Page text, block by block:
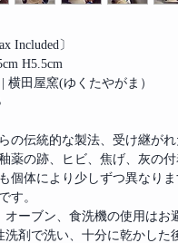
Included〕
H5.5cm
横田屋窯(ゆくたやがま）
の伝統的な製法、受け継が
薬の跡、ヒビ、焦げ、灰の
個体により少しずつ異なり
す。
オーブン、食洗機の使用はお
洗剤で洗い、十分に乾かした